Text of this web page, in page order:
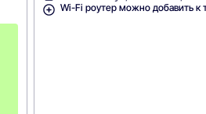
Wi-Fi роутер можно добавить к